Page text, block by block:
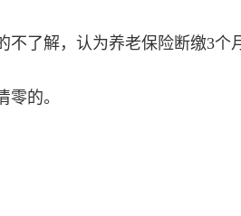
了解，认为养老保险断缴3个
的。